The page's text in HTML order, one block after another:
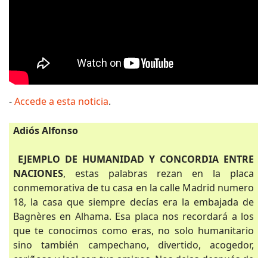
-Accede a esta noticia.
Adiós Alfonso
EJEMPLO DE HUMANIDAD Y CONCORDIA ENTRE
NACIONES, estas palabras rezan en la placa
conmemorativa de tu casa en la calle Madrid numero
18, la casa que siempre decías era la embajada de
Bagnères en Alhama. Esa placa nos recordará a los
que te conocimos como eras, no solo humanitario
sino también campechano, divertido, acogedor,